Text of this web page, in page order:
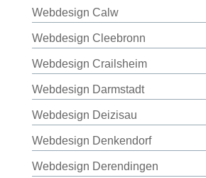
Webdesign Calw
Webdesign Cleebronn
Webdesign Crailsheim
Webdesign Darmstadt
Webdesign Deizisau
Webdesign Denkendorf
Webdesign Derendingen